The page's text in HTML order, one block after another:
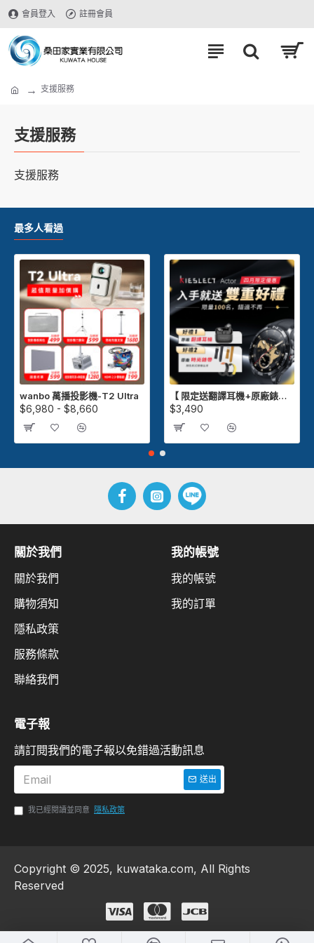
會員登入 註冊會員
支援服務
支援服務
支援服務
最多人看過
wanbo 萬播投影機-T2 Ultra
$6,980 - $8,660
【 限定送翻譯耳機+原廠錶帶 】Kieslect Actor GPS 智慧運動陶瓷腕錶
$3,490
關於我們
關於我們
購物須知
隱私政策
服務條款
聯絡我們
我的帳號
我的帳號
我的訂單
電子報
請訂閱我們的電子報以免錯過活動訊息
送出
我已經閱讀並同意 隱私政策
Copyright © 2025, kuwataka.com, All Rights
Reserved